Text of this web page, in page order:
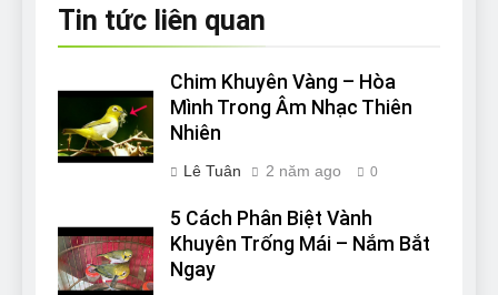
Tin tức liên quan
Chim Khuyên Vàng – Hòa
Mình Trong Âm Nhạc Thiên
Nhiên
Lê Tuân 2 năm ago 0
5 Cách Phân Biệt Vành
Khuyên Trống Mái – Nắm Bắt
Ngay